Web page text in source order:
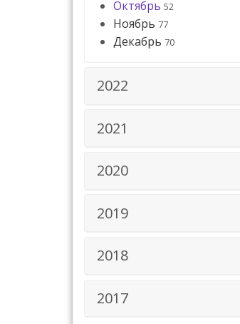
Октябрь 52
Ноябрь 77
Декабрь 70
2022
2021
2020
2019
2018
2017